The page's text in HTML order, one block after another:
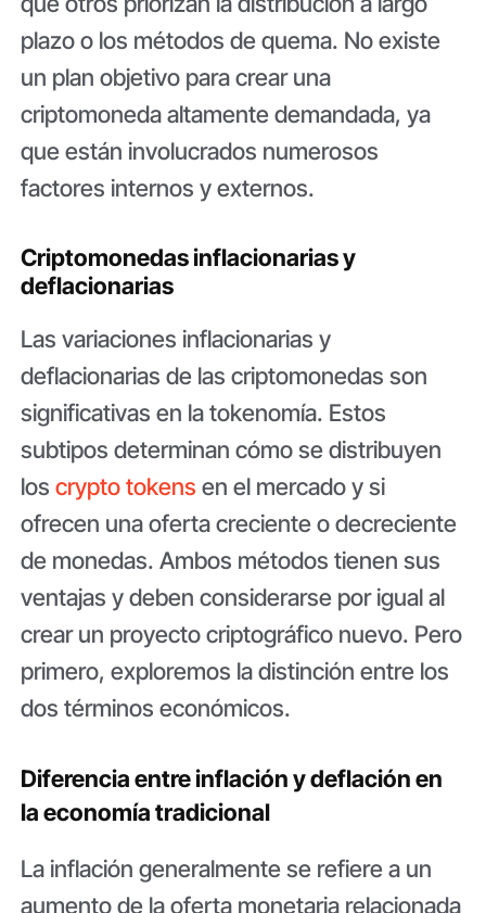
plazo o los métodos de quema. No existe
un plan objetivo para crear una
criptomoneda altamente demandada, ya
que están involucrados numerosos
factores internos y externos.
Criptomonedas inflacionarias y
deflacionarias
Las variaciones inflacionarias y
deflacionarias de las criptomonedas son
significativas en la tokenomía. Estos
subtipos determinan cómo se distribuyen
loscrypto tokens en el mercado y si
ofrecen una oferta creciente o decreciente
de monedas. Ambos métodos tienen sus
ventajas y deben considerarse por igual al
crear un proyecto criptográfico nuevo. Pero
primero, exploremos la distinción entre los
dos términos económicos.
Diferencia entre inflación y deflación en
la economía tradicional
La inflación generalmente se refiere a un
aumento de la oferta monetaria relacionada